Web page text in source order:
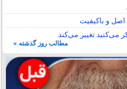
اصل و باکیفیت
تغییر می‌کند
مطالب روز گذشته »